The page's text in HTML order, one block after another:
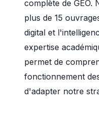
complète de GEO.
plus de 15
digital et
expertise
permet de
fonctionnement
d'adapter notre